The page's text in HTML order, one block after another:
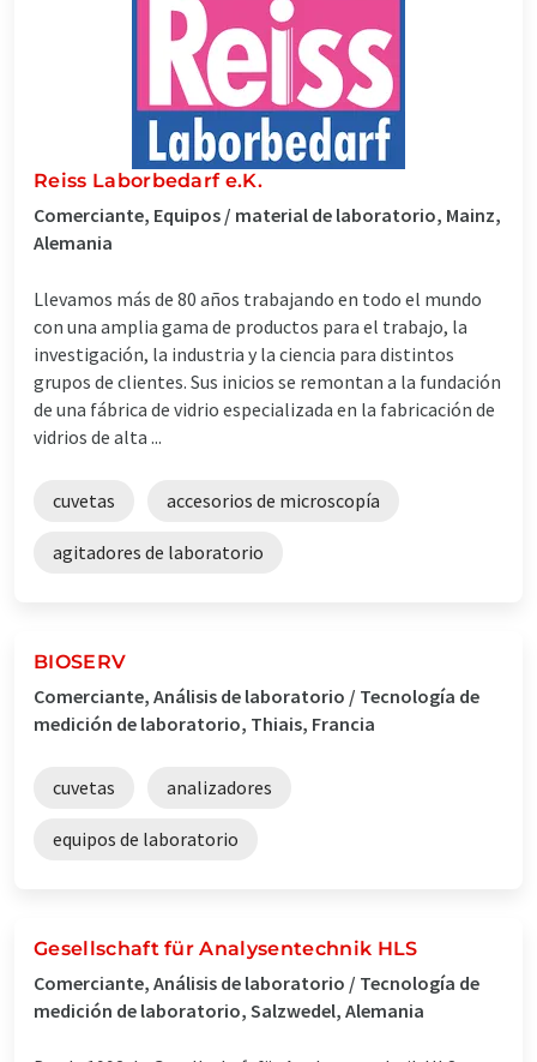
Reiss Laborbedarf e.K.
Comerciante, Equipos / material de laboratorio, Mainz,
Alemania
Llevamos más de 80 años trabajando en todo el mundo
con una amplia gama de productos para el trabajo, la
investigación, la industria y la ciencia para distintos
grupos de clientes. Sus inicios se remontan a la fundación
de una fábrica de vidrio especializada en la fabricación de
vidrios de alta ...
cuvetas accesorios de microscopía
agitadores de laboratorio
BIOSERV
Comerciante, Análisis de laboratorio / Tecnología de
medición de laboratorio, Thiais, Francia
cuvetas analizadores
equipos de laboratorio
Gesellschaft für Analysentechnik HLS
Comerciante, Análisis de laboratorio / Tecnología de
medición de laboratorio, Salzwedel, Alemania